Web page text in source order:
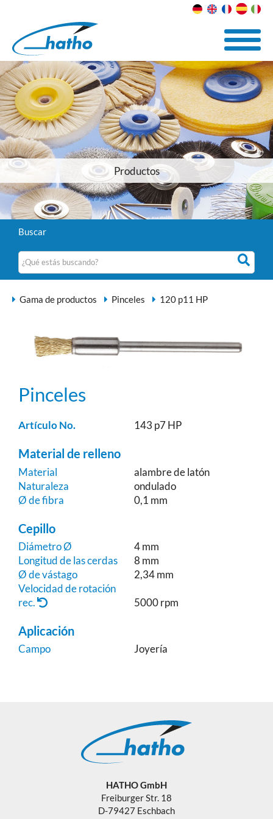
Productos
Buscar
Gama de productos Pinceles 120 p11 HP
Pinceles
Artículo No. 143 p7 HP
Material de relleno
Material
alambre de latón
Naturaleza
ondulado
Ø de fibra
0,1 mm
Cepillo
Diámetro Ø
4 mm
Longitud de las cerdas
8 mm
Ø de vástago
2,34 mm
Velocidad de rotación
rec.
5000 rpm
Aplicación
Campo Joyería
HATHO GmbH
Freiburger Str. 18
D-79427 Eschbach